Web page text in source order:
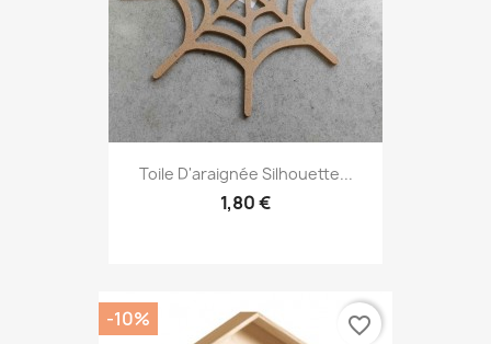
Toile D'araignée Silhouette...
1,80 €
-10% favorite_border